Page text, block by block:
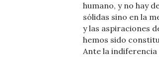
humano, y no hay
sólidas sino en la
y las aspiraciones
hemos sido
Ante la